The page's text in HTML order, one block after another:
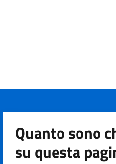
Quanto sono
su questa